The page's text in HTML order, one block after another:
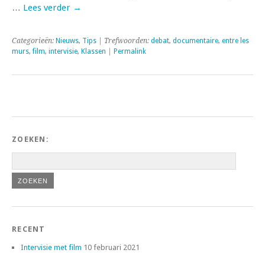
… Lees verder →
Categorieën: Nieuws, Tips | Trefwoorden: debat, documentaire, entre les
murs,film, intervisie, Klassen Permalink
ZOEKEN:
RECENT
Intervisie met film 10 februari 2021